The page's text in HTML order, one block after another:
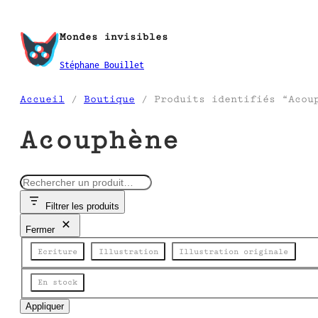
contenu
Mondes invisibles
Stéphane Bouillet
Accueil / Boutique / Produits identifiés
Acouphène
R
e
e
Filtrer les produits
Fermer
Catégorie
Ecriture Illustration Illustration originale
État
En stock
Appliquer